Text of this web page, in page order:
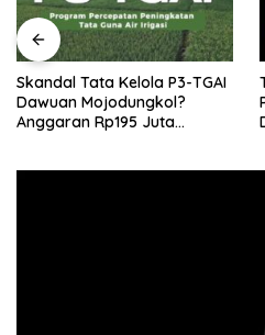
Skandal Tata Kelola P3-TGAI
Dawuan Mojodungkol?
Anggaran Rp195 Juta